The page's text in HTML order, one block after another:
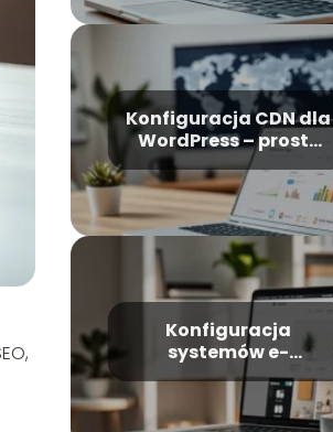
Konfiguracja CDN dla
WordPress – prosty
poradnik krok po
kroku
Konfiguracja
systemów e-
commerce w
WordPress –
kompletny poradnik